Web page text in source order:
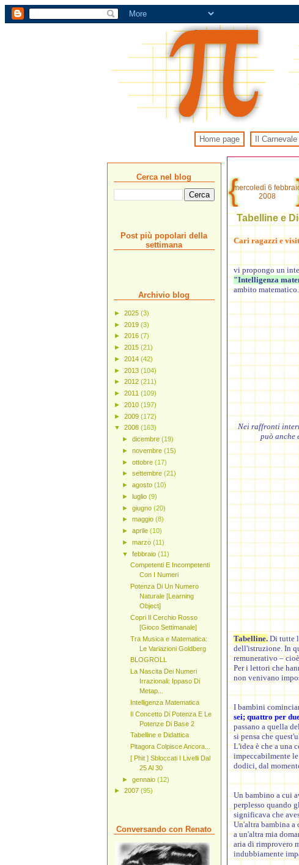
Home page Il
mercoledì 6
2008
Tabelline e
Cari ragazzi e
vi propongo un
"Intelligenza
ambito
Nei raffronti
può anche
Tabelline.Di tutte
dell'istruzione. In
remunerativo –
Per i lettori che
non venivano
I bambini
sei; quattro per
passano a quella
si pensa che
L'idea è che a una
impeccabilmente
dodici, dal
Un bambino a cui
perplesso quando
significava che
Un'altra bambina a
a un'altra mia
aria di rimprovero
indubbiamente
Cerca nel blog
Post più popolari della
settimana
Archivio blog
► 2025 (3)
► 2019 (3)
► 2016 (7)
► 2015 (21)
► 2014 (42)
► 2013 (104)
► 2012 (211)
► 2011 (109)
► 2010 (197)
► 2009 (172)
▼ 2008 (163)
► dicembre (19)
► novembre (15)
► ottobre (17)
► settembre (21)
► agosto (10)
► luglio (9)
► giugno (20)
► maggio (8)
► aprile (10)
► marzo (11)
▼ febbraio (11)
Competenti E Incompetenti
Con I Numeri
Potenza Di Un Numero
Naturale [Learning
Object]
Copri Il Cerchio Rosso
[Gioco Settimanale]
Tra Musica e Matematica:
Le Variazioni Goldberg
BLOGROLL
La Nascita Dei Numeri
Irrazionali: Ippaso Di
Metap...
Intelligenza Matematica
Il Concetto Di Potenza E Le
Potenze Di Base 2
Tabelline e Didattica
Pitagora Colpisce Ancora...
[ Phit ] Sbloccati I Livelli Dal
25 Al 30
► gennaio (12)
► 2007 (95)
Conversando con Renato